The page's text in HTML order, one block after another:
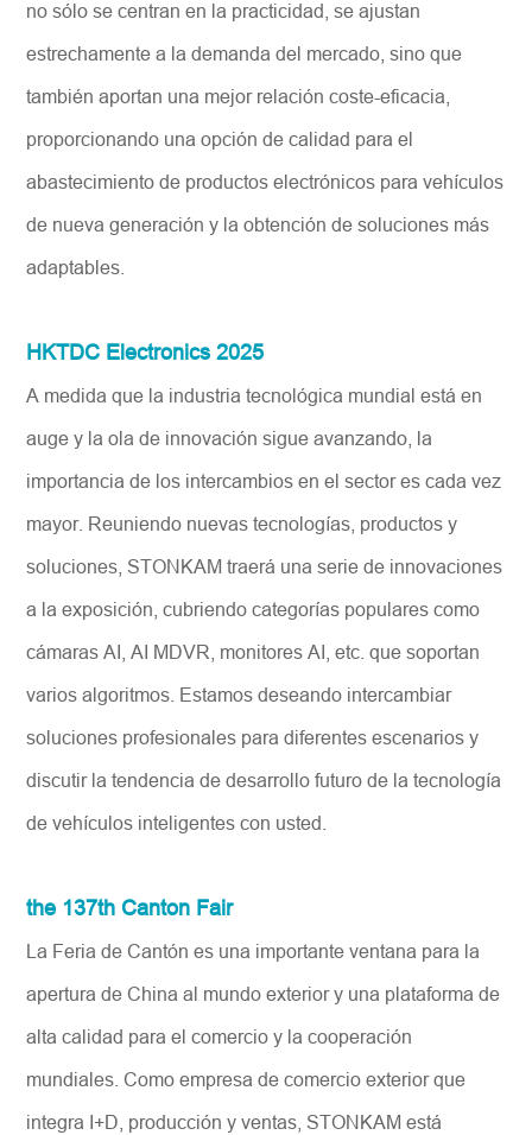
no sólo se centran en la practicidad, se ajustan
estrechamente a la demanda del mercado, sino que
también aportan una mejor relación coste-eficacia,
proporcionando una opción de calidad para el
abastecimiento de productos electrónicos para vehículos
de nueva generación y la obtención de soluciones más
adaptables.
HKTDC Electronics 2025
A medida que la industria tecnológica mundial está en
auge y la ola de innovación sigue avanzando, la
importancia de los intercambios en el sector es cada vez
mayor. Reuniendo nuevas tecnologías, productos y
soluciones, STONKAM traerá una serie de innovaciones
a la exposición, cubriendo categorías populares como
cámaras AI, AI MDVR, monitores AI, etc. que soportan
varios algoritmos. Estamos deseando intercambiar
soluciones profesionales para diferentes escenarios y
discutir la tendencia de desarrollo futuro de la tecnología
de vehículos inteligentes con usted.
the 137th Canton Fair
La Feria de Cantón es una importante ventana para la
apertura de China al mundo exterior y una plataforma de
alta calidad para el comercio y la cooperación
mundiales. Como empresa de comercio exterior que
integra I+D, producción y ventas, STONKAM está